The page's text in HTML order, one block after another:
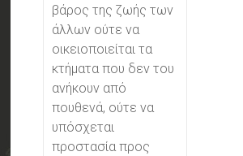
βάρος της ζωής των
άλλων ούτε να
οικειοποιείται τα
κτήματα που δεν του
ανήκουν από
πουθενά, ούτε να
υπόσχεται
προστασία προς